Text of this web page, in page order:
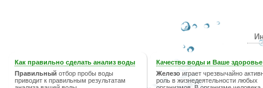
Как правильно сделать анализ воды
Правильный отбор пробы воды
приводит к правильным результатам
Качество воды и Ваше здоровье
Железо играет чрезвычайно
роль в жизнедеятельности любых